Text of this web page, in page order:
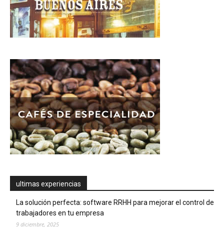
ultimas experiencias
La solución perfecta: software RRHH para mejorar el control de
trabajadores en tu empresa
9 diciembre, 2025